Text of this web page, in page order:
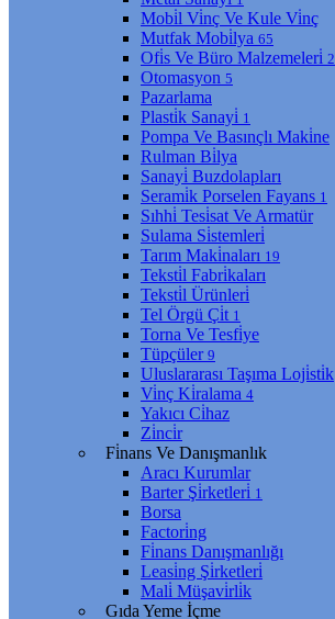
Mobi̇l Vi̇nç Ve Kule Vi̇nç
Mutfak Mobi̇lya 65
Ofi̇s Ve Büro Malzemeleri̇ 2
Otomasyon 5
Pazarlama
Plasti̇k Sanayi̇ 1
Pompa Ve Basınçlı Maki̇ne
Rulman Bi̇lya
Sanayi̇ Buzdolapları
Serami̇k Porselen Fayans 1
Sıhhi̇ Tesi̇sat Ve Armatür
Sulama Si̇stemleri̇
Tarım Maki̇naları 19
Teksti̇l Fabri̇kaları
Teksti̇l Ürünleri̇
Tel Örgü Çi̇t 1
Torna Ve Tesfi̇ye
Tüpçüler 9
Uluslararası Taşıma Loji̇sti̇k
Vi̇nç Ki̇ralama 4
Yakıcı Ci̇haz
Zi̇nci̇r
Fi̇nans Ve Danışmanlık
Aracı Kurumlar
Barter Şi̇rketleri̇ 1
Borsa
Factori̇ng
Fi̇nans Danışmanlığı
Leasi̇ng Şi̇rketleri̇
Mali̇ Müşavi̇rli̇k
Gıda Yeme İçme